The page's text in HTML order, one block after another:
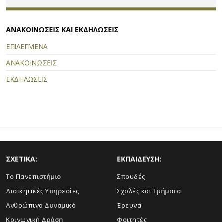
ΑΝΑΚΟΙΝΩΣΕΙΣ ΚΑΙ ΕΚΔΗΛΩΣΕΙΣ
ΕΠΙΛΕΓΜΕΝΑ
ΑΝΑΚΟΙΝΩΣΕΙΣ
ΕΚΔΗΛΩΣΕΙΣ
ΣΧΕΤΙΚΑ:
Το Πανεπιστήμιο
Διοικητικές Υπηρεσίες
Ανθρώπινο Δυναμικό
Κοινωνική Δράση
ΕΚΠΑΙΔΕΥΣΗ:
Σπουδές
Σχολές και Τμήματα
Έρευνα
Φοιτητές